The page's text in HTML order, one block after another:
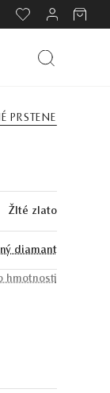
PRSTENE
Žlté zlato
diamant
hmotnosti